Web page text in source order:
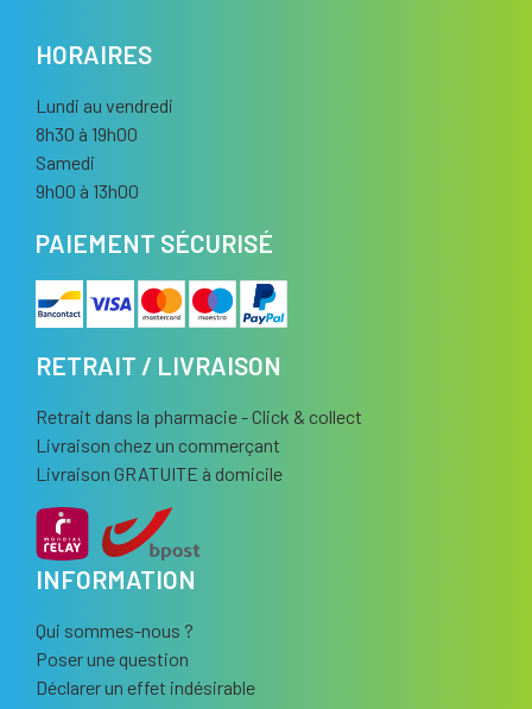
HORAIRES
Lundi au vendredi
8h30 à 19h00
Samedi
9h00 à 13h00
PAIEMENT SÉCURISÉ
RETRAIT / LIVRAISON
Retrait dans la pharmacie - Click & collect
Livraison chez un commerçant
Livraison GRATUITE à domicile
INFORMATION
Qui sommes-nous ?
Poser une question
Déclarer un effet indésirable